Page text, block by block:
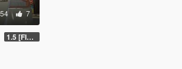
7
1.5 [FIXED]